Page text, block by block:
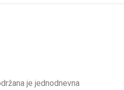
je jednodnevna